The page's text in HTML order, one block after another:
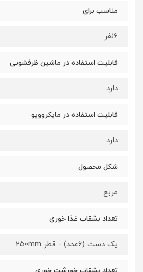
مناسب برای
6نفر
قابلیت استفاده در ماشین ظرفشویی
دارد
قابلیت استفاده در مایکروویو
دارد
شکل محصول
مربع
تعداد بشقاب غذا خوری
یک دست (6عدد) - قطر 250mm